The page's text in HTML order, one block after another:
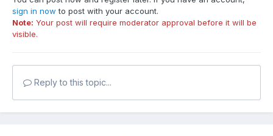
sign in now to post with your account.
Note: Your post will require moderator approval before it will be
visible.
Reply to this topic...